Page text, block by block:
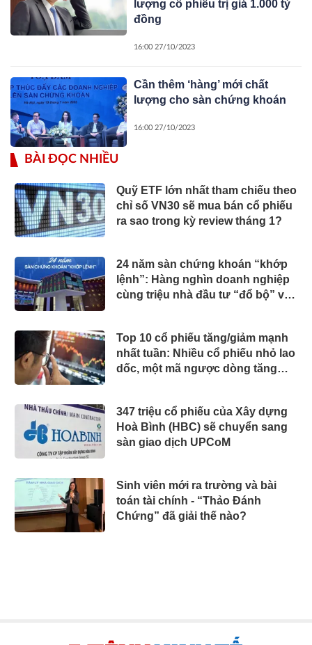
lượng cổ phiếu trị giá 1.000 tỷ
đồng
16:00 27/10/2023
Cần thêm ‘hàng’ mới chất
lượng cho sàn chứng khoán
16:00 27/10/2023
BÀI ĐỌC NHIỀU
Quỹ ETF lớn nhất tham chiếu theo
chỉ số VN30 sẽ mua bán cổ phiếu
ra sao trong kỳ review tháng 1?
24 năm sàn chứng khoán “khớp
lệnh”: Hàng nghìn doanh nghiệp
cùng triệu nhà đầu tư “đổ bộ” vào
Top 10 cổ phiếu tăng/giảm mạnh
nhất tuần: Nhiều cổ phiếu nhỏ lao
dốc, một mã ngược dòng tăng
347 triệu cổ phiếu của Xây dựng
Hoà Bình (HBC) sẽ chuyển sang
sàn giao dịch UPCoM
Sinh viên mới ra trường và bài
toán tài chính - “Thảo Đánh
Chứng” đã giải thế nào?